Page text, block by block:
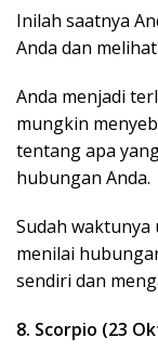
Inilah saatnya
Anda dan
Anda menjadi
mungkin
tentang apa
hubungan Anda.
Sudah
menilai
sendiri dan
8. Scorpio (23